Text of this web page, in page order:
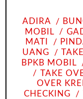
ADIRA
MOBIL
MATI
UANG
BPKB MOBIL
TAKE
OVER
CHECKING